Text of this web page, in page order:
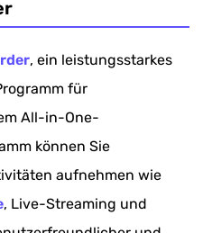
, ein leistungsstarkes
für
All-in-One-
können Sie
aufnehmen wie
, Live-Streaming und